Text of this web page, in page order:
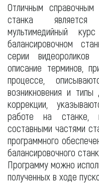
Отличным
станка является
мультимедийный
балансировочном
серии
описание терминов,
процессе,
возникновения и
коррекции,
работе на станке,
составными частями
программного
балансировочного
Программу можно
полученных в ходе